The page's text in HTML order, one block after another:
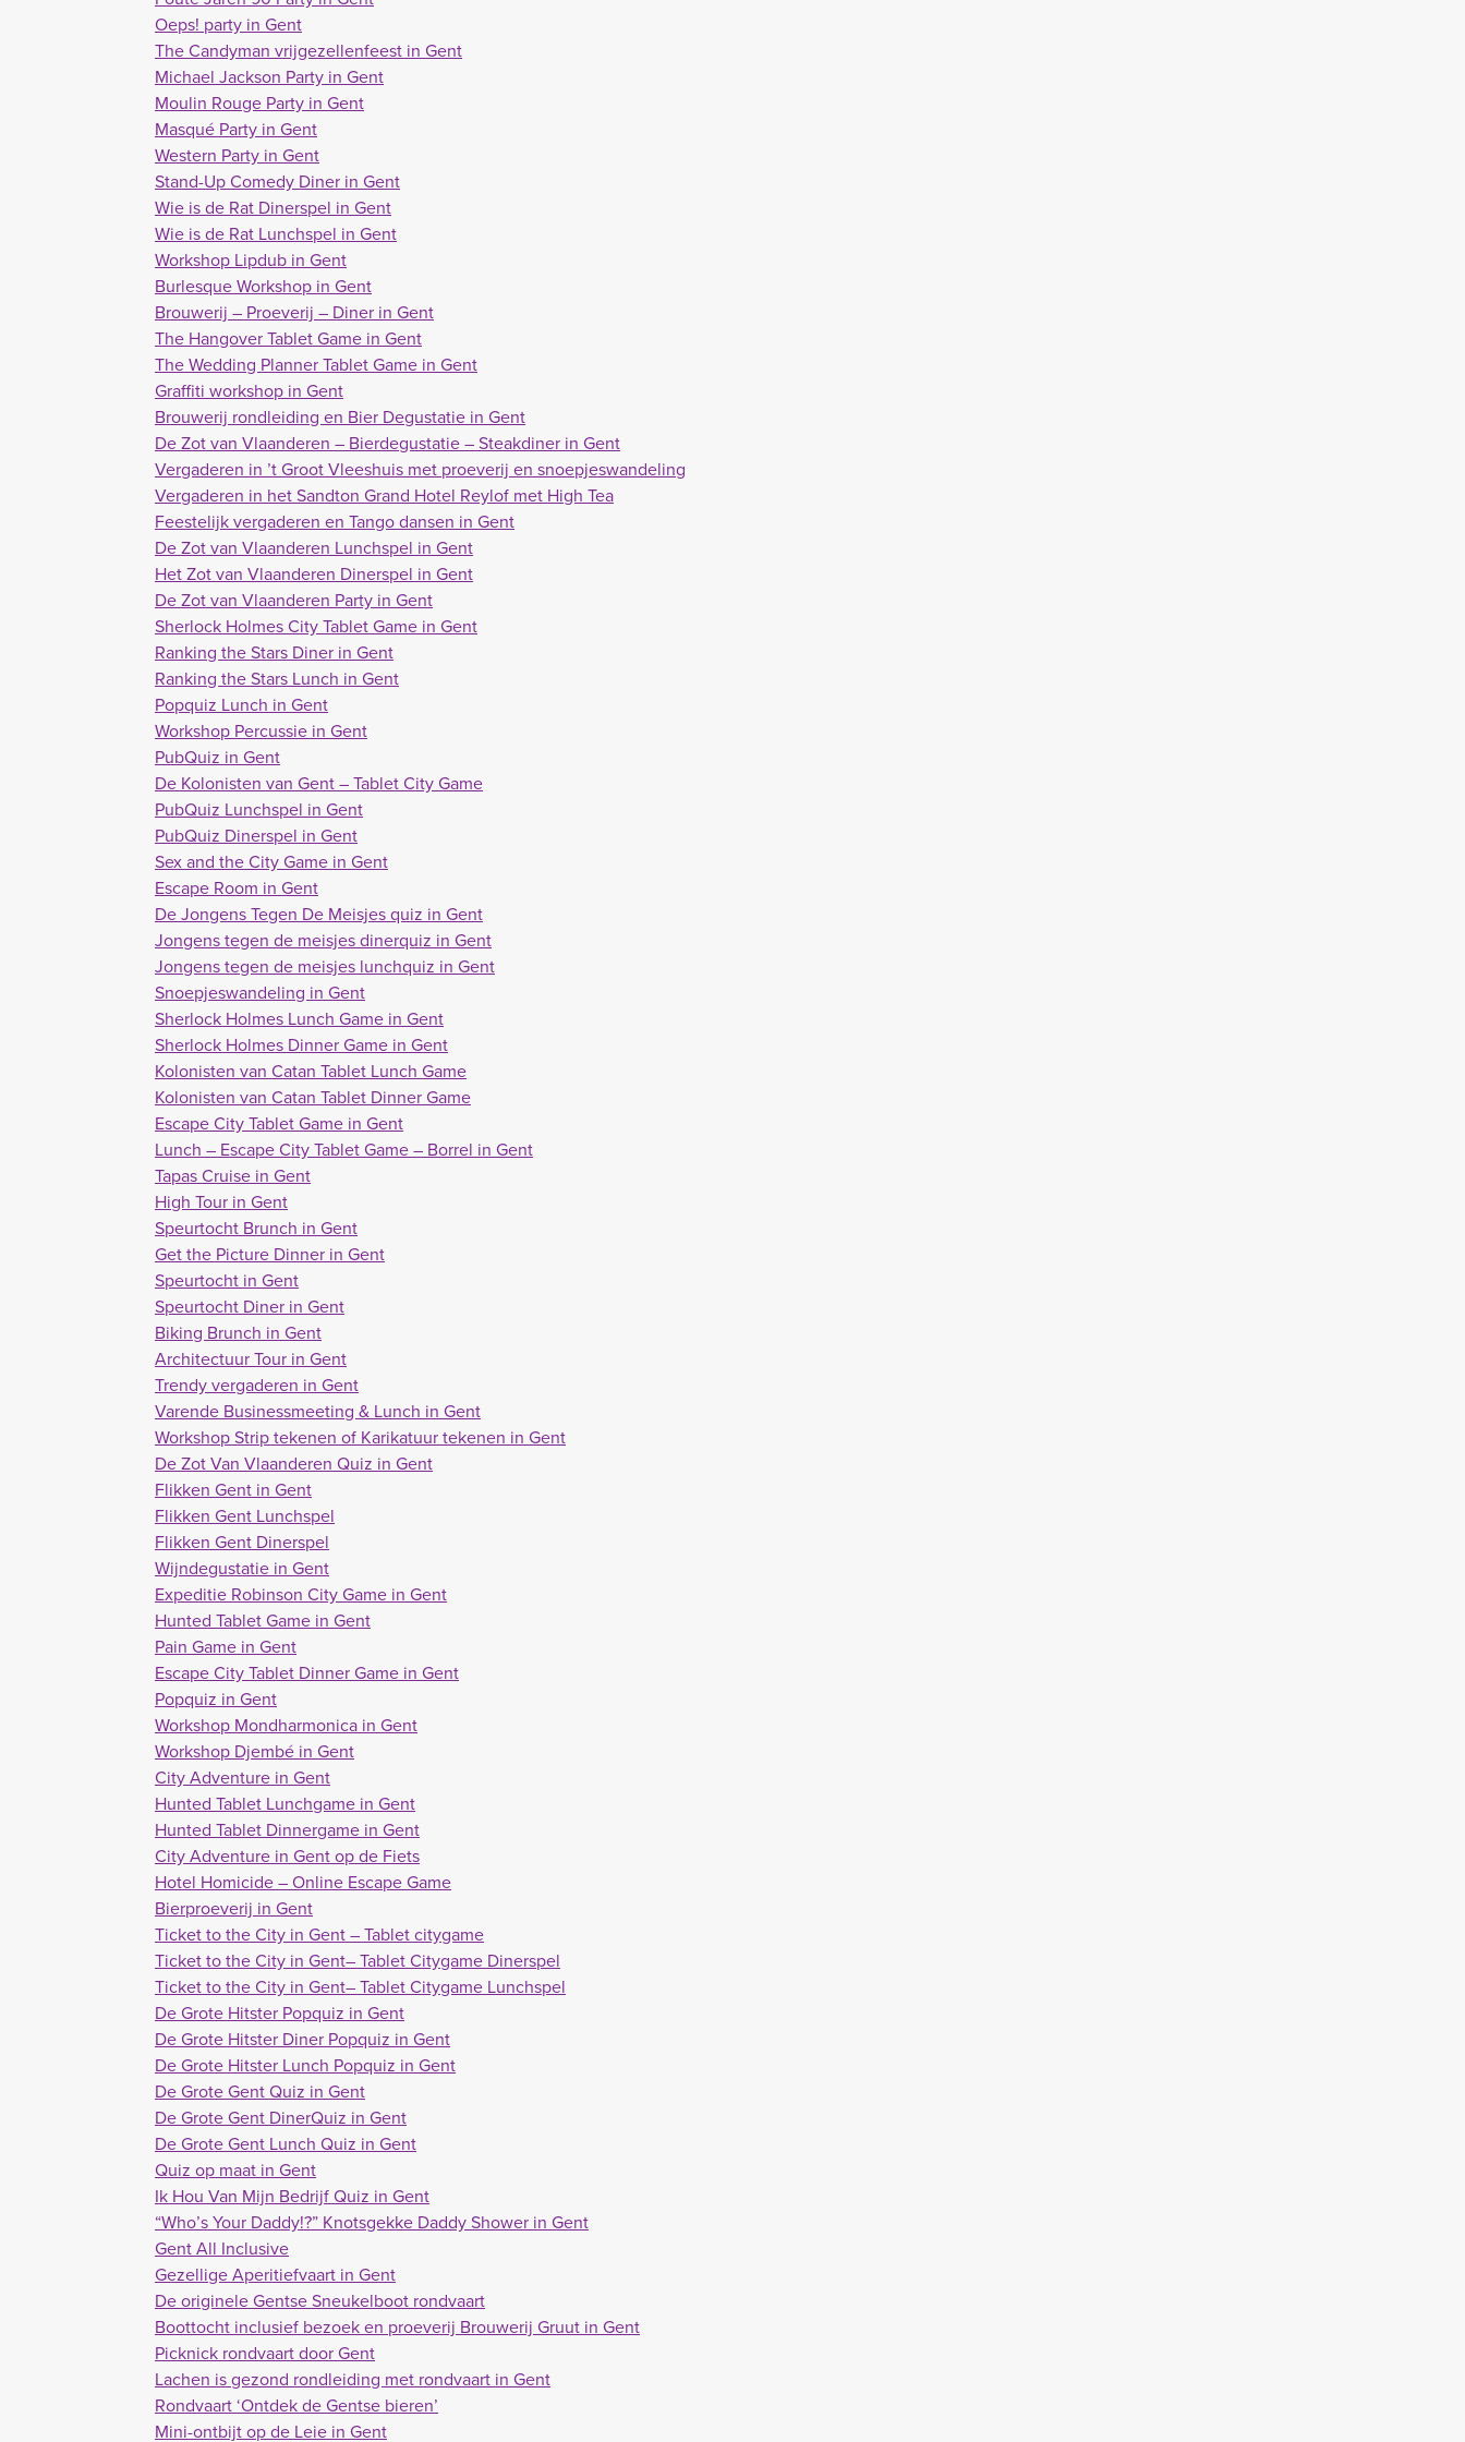
Oeps! party in Gent
The Candyman vrijgezellenfeest in Gent
Michael Jackson Party in Gent
Moulin Rouge Party in Gent
Masqué Party in Gent
Western Party in Gent
Stand-Up Comedy Diner in Gent
Wie is de Rat Dinerspel in Gent
Wie is de Rat Lunchspel in Gent
Workshop Lipdub in Gent
Burlesque Workshop in Gent
Brouwerij – Proeverij – Diner in Gent
The Hangover Tablet Game in Gent
The Wedding Planner Tablet Game in Gent
Graffiti workshop in Gent
Brouwerij rondleiding en Bier Degustatie in Gent
De Zot van Vlaanderen – Bierdegustatie – Steakdiner in Gent
Vergaderen in ’t Groot Vleeshuis met proeverij en snoepjeswandeling
Vergaderen in het Sandton Grand Hotel Reylof met High Tea
Feestelijk vergaderen en Tango dansen in Gent
De Zot van Vlaanderen Lunchspel in Gent
Het Zot van Vlaanderen Dinerspel in Gent
De Zot van Vlaanderen Party in Gent
Sherlock Holmes City Tablet Game in Gent
Ranking the Stars Diner in Gent
Ranking the Stars Lunch in Gent
Popquiz Lunch in Gent
Workshop Percussie in Gent
PubQuiz in Gent
De Kolonisten van Gent – Tablet City Game
PubQuiz Lunchspel in Gent
PubQuiz Dinerspel in Gent
Sex and the City Game in Gent
Escape Room in Gent
De Jongens Tegen De Meisjes quiz in Gent
Jongens tegen de meisjes dinerquiz in Gent
Jongens tegen de meisjes lunchquiz in Gent
Snoepjeswandeling in Gent
Sherlock Holmes Lunch Game in Gent
Sherlock Holmes Dinner Game in Gent
Kolonisten van Catan Tablet Lunch Game
Kolonisten van Catan Tablet Dinner Game
Escape City Tablet Game in Gent
Lunch – Escape City Tablet Game – Borrel in Gent
Tapas Cruise in Gent
High Tour in Gent
Speurtocht Brunch in Gent
Get the Picture Dinner in Gent
Speurtocht in Gent
Speurtocht Diner in Gent
Biking Brunch in Gent
Architectuur Tour in Gent
Trendy vergaderen in Gent
Varende Businessmeeting & Lunch in Gent
Workshop Strip tekenen of Karikatuur tekenen in Gent
De Zot Van Vlaanderen Quiz in Gent
Flikken Gent in Gent
Flikken Gent Lunchspel
Flikken Gent Dinerspel
Wijndegustatie in Gent
Expeditie Robinson City Game in Gent
Hunted Tablet Game in Gent
Pain Game in Gent
Escape City Tablet Dinner Game in Gent
Popquiz in Gent
Workshop Mondharmonica in Gent
Workshop Djembé in Gent
City Adventure in Gent
Hunted Tablet Lunchgame in Gent
Hunted Tablet Dinnergame in Gent
City Adventure in Gent op de Fiets
Hotel Homicide – Online Escape Game
Bierproeverij in Gent
Ticket to the City in Gent – Tablet citygame
Ticket to the City in Gent– Tablet Citygame Dinerspel
Ticket to the City in Gent– Tablet Citygame Lunchspel
De Grote Hitster Popquiz in Gent
De Grote Hitster Diner Popquiz in Gent
De Grote Hitster Lunch Popquiz in Gent
De Grote Gent Quiz in Gent
De Grote Gent DinerQuiz in Gent
De Grote Gent Lunch Quiz in Gent
Quiz op maat in Gent
Ik Hou Van Mijn Bedrijf Quiz in Gent
“Who’s Your Daddy!?” Knotsgekke Daddy Shower in Gent
Gent All Inclusive
Gezellige Aperitiefvaart in Gent
De originele Gentse Sneukelboot rondvaart
Boottocht inclusief bezoek en proeverij Brouwerij Gruut in Gent
Picknick rondvaart door Gent
Lachen is gezond rondleiding met rondvaart in Gent
Rondvaart ‘Ontdek de Gentse bieren’
Mini-ontbijt op de Leie in Gent